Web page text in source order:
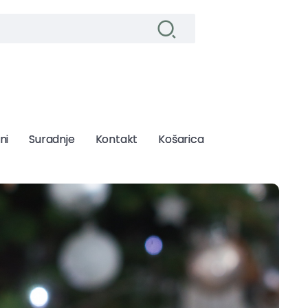
Suradnje Kontakt Košarica
Suradnje Kontakt Košarica